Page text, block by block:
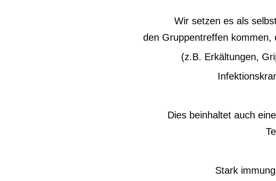
Wir setzen es als
den Gruppentreffen kommen,
(z.B. Erkältungen,
Dies beinhaltet auch
Stark